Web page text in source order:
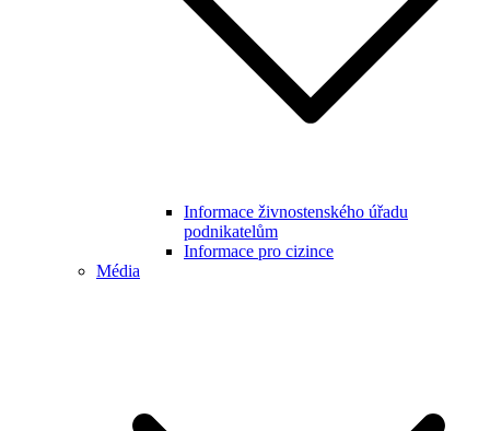
Informace živnostenského úřadu
podnikatelům
Informace pro cizince
Média